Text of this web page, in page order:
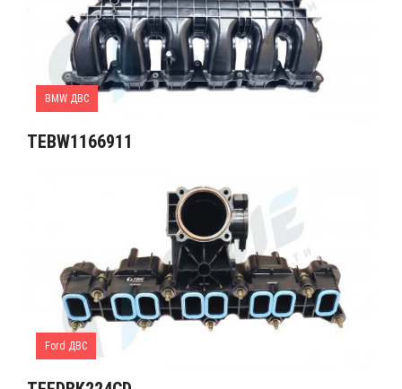
BMW ДВС
TEBW1166911
Ford ДВС